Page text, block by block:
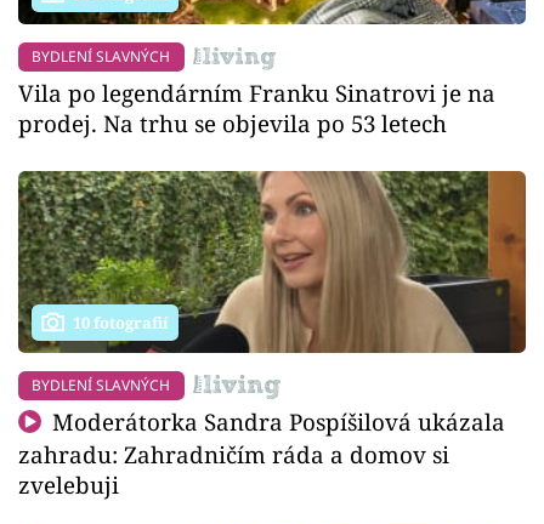
BYDLENÍ SLAVNÝCH
Vila po legendárním Franku Sinatrovi je na
prodej. Na trhu se objevila po 53 letech
10 fotografií
BYDLENÍ SLAVNÝCH
Moderátorka Sandra Pospíšilová ukázala
zahradu: Zahradničím ráda a domov si
zvelebuji